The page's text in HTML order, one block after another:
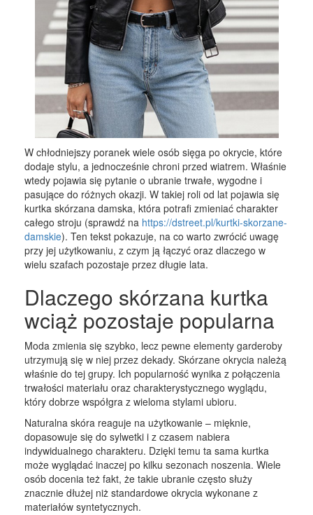
W chłodniejszy poranek wiele osób sięga po okrycie, które
dodaje stylu, a jednocześnie chroni przed wiatrem. Właśnie
wtedy pojawia się pytanie o ubranie trwałe, wygodne i
pasujące do różnych okazji. W takiej roli od lat pojawia się
kurtka skórzana damska, która potrafi zmieniać charakter
całego stroju (sprawdź na https://dstreet.pl/kurtki-skorzane-
damskie). Ten tekst pokazuje, na co warto zwrócić uwagę
przy jej użytkowaniu, z czym ją łączyć oraz dlaczego w
wielu szafach pozostaje przez długie lata.
Dlaczego skórzana kurtka
wciąż pozostaje popularna
Moda zmienia się szybko, lecz pewne elementy garderoby
utrzymują się w niej przez dekady. Skórzane okrycia należą
właśnie do tej grupy. Ich popularność wynika z połączenia
trwałości materiału oraz charakterystycznego wyglądu,
który dobrze współgra z wieloma stylami ubioru.
Naturalna skóra reaguje na użytkowanie – mięknie,
dopasowuje się do sylwetki i z czasem nabiera
indywidualnego charakteru. Dzięki temu ta sama kurtka
może wyglądać inaczej po kilku sezonach noszenia. Wiele
osób docenia też fakt, że takie ubranie często służy
znacznie dłużej niż standardowe okrycia wykonane z
materiałów syntetycznych.